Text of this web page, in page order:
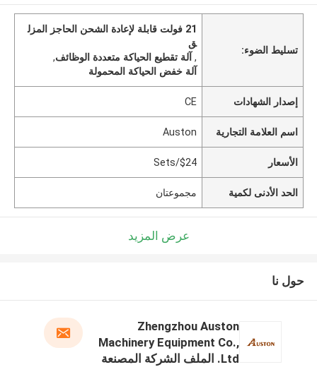
تسليط الضوء:
21 فولت قابلة لإعادة الشحن الحاجز المزل
ق
,آلة تقطيع الحياكة متعددة الوظائف,
آلة خفض الحياكة المحمولة
إصدار الشهادات CE
اسم العلامة التجارية Auston
الأسعار $24/Sets
الحد الأدنى لكمية مجموعتان
عرض المزيد
حول نا
Zhengzhou Auston
Machinery Equipment Co.,
Ltd. الملف الشركة المصنعة